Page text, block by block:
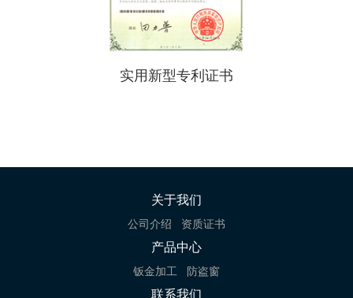
实用新型专利证书
关于我们
公司介绍 资质证书
产品中心
钣金加工 防盗窗
联系我们